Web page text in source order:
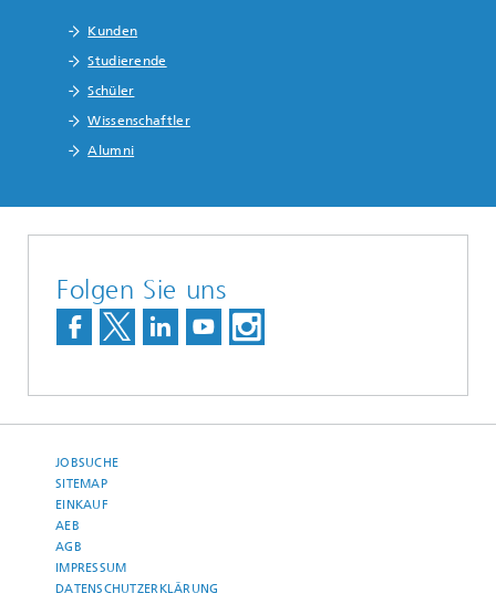
Kunden
Studierende
Schüler
Wissenschaftler
Alumni
Folgen Sie uns
JOBSUCHE
SITEMAP
EINKAUF
AEB
AGB
IMPRESSUM
DATENSCHUTZERKLÄRUNG